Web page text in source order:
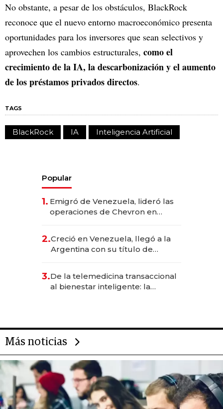
No obstante, a pesar de los obstáculos, BlackRock
reconoce que el nuevo entorno macroeconómico presenta
oportunidades para los inversores que sean selectivos y
aprovechen los cambios estructurales, como el
crecimiento de la IA, la descarbonización y el aumento
de los préstamos privados directos.
TAGS
BlackRock IA Inteligencia Artificial
Popular
1. Emigró de Venezuela, lideró las
operaciones de Chevron en
2.Creció en Venezuela, llegó a la
Argentina con su título de
las marcas "fast premium"
3.De la telemedicina transaccional
al bienestar inteligente: la
Más noticias